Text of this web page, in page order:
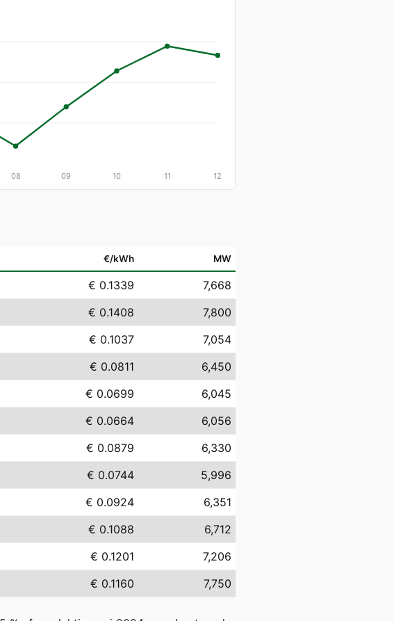
08 09 10 11 12
€/kWh MW
€ 0.1339
7,668
€ 0.1408
7,800
€ 0.1037
7,054
€ 0.0811
6,450
€ 0.0699
6,045
€ 0.0664
6,056
€ 0.0879
6,330
€ 0.0744
5,996
€ 0.0924
6,351
€ 0.1088
6,712
€ 0.1201
7,206
€ 0.1160 7,750